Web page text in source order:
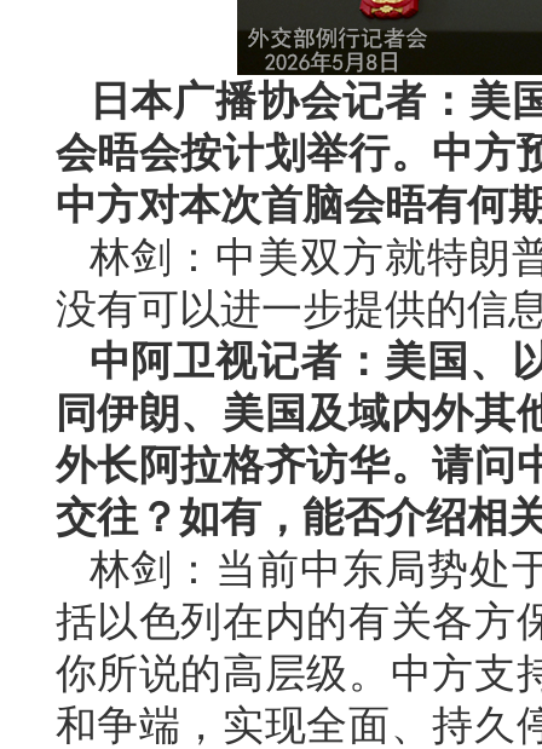
日本广播协会记者：美
会晤会按计划举行。中方
中方对本次首脑会晤有何
林剑：中美双方就特朗
没有可以进一步提供的信
中阿卫视记者：美国、
同伊朗、美国及域内外其
外长阿拉格齐访华。请问
交往？如有，能否介绍相
林剑：当前中东局势处
括以色列在内的有关各方
你所说的高层级。中方支
和争端，实现全面、持久